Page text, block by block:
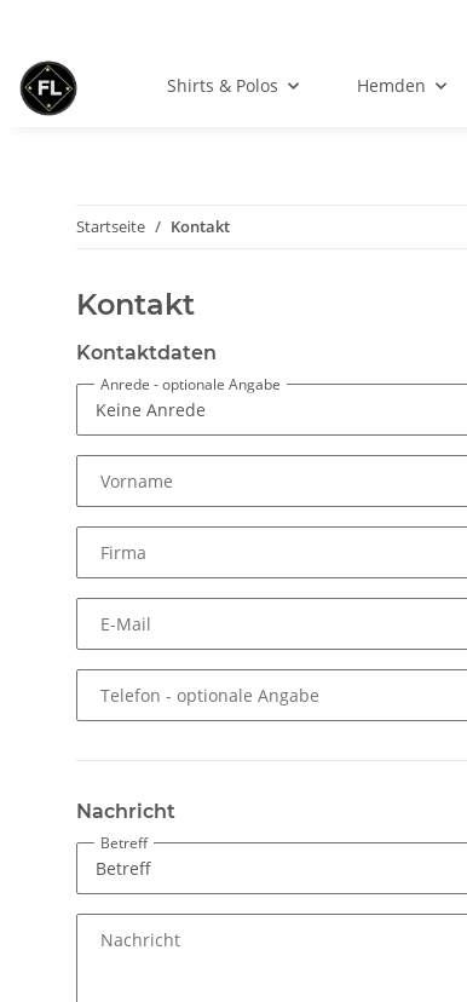
Shirts & Polos Hemden
Startseite Kontakt
Kontakt
Kontaktdaten
Anrede - optionale Angabe
Vorname
Firma
E-Mail
Telefon - optionale Angabe
Nachricht
Betreff
Nachricht